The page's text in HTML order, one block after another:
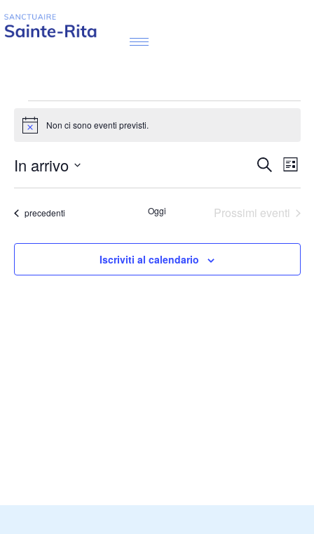
Notice Non ci sono eventi previsti.
e
viste
CercaLista
In arrivo
la
Eventi
precedenti Oggi Prossimi eventi
Iscriviti al calendario